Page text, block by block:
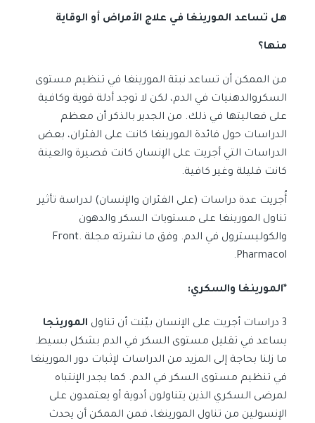
هل تساعد المورينغا في علاج الأمراض أو الوقاية
منها؟
من الممكن أن تساعد نبتة المورينغا في تنظيم مستوى
السكروالدهنيات في الدم، لكن لا توجد أدلة قوية وكافية
على فعاليتها في ذلك. من الجدير بالذكر أن معظم
الدراسات حول فائدة المورينغا كانت على الفئران، بعض
الدراسات التي أجريت على الإنسان كانت قصيرة والعينة
كانت قليلة وغير كافية.
أُجريت عدة دراسات (على الفئران والإنسان) لدراسة تأثير
تناول المورينغا على مستويات السكر والدهون
والكوليسترول في الدم. وفق ما نشرته مجلة Front.
Pharmacol.
*المورينغا والسكري:
3 دراسات أجريت على الإنسان بيّنت أن تناول
المورينجا
يساعد في تقليل مستوى السكر في الدم بشكل بسيط.
ما زلنا بحاجة إلى المزيد من الدراسات لإثبات دور المورينغا
في تنظيم مستوى السكر في الدم. كما يجدر الإنتباه
لمرضى السكري الذين يتناولون أدوية أو يعتمدون على
الإنسولين من تناول المورينغا، فمن الممكن أن يحدث